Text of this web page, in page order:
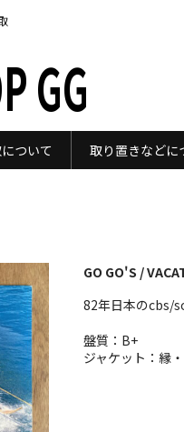
GG
ついて 取り置きなどに
GO GO'S /
82年日本のcbs/
盤質：B+
ジャケット：縁